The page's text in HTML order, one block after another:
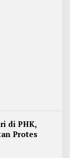
di PHK,
Protes